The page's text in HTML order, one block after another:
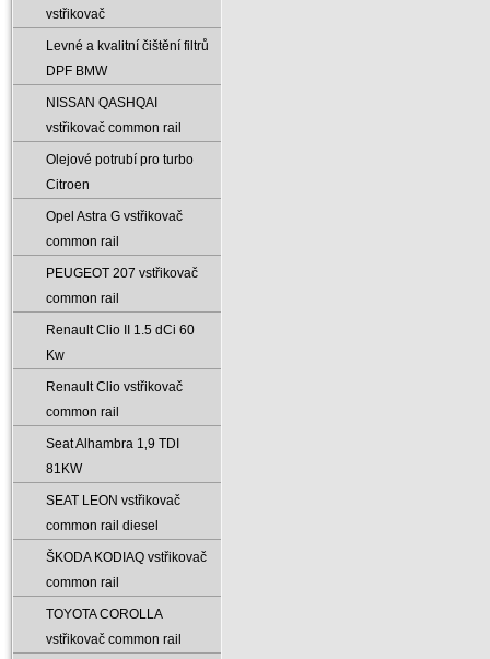
vstřikovač
Levné a kvalitní čištění filtrů
DPF BMW
NISSAN QASHQAI
vstřikovač common rail
Olejové potrubí pro turbo
Citroen
Opel Astra G vstřikovač
common rail
PEUGEOT 207 vstřikovač
common rail
Renault Clio II 1.5 dCi 60
Kw
Renault Clio vstřikovač
common rail
Seat Alhambra 1‚9 TDI
81KW
SEAT LEON vstřikovač
common rail diesel
ŠKODA KODIAQ vstřikovač
common rail
TOYOTA COROLLA
vstřikovač common rail